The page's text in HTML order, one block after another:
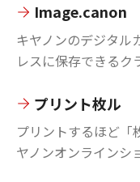
Image.canon
キヤノンのデジタル
レスに保存できるク
プリント枚ル
プリントするほど「
ヤノンオンラインシ